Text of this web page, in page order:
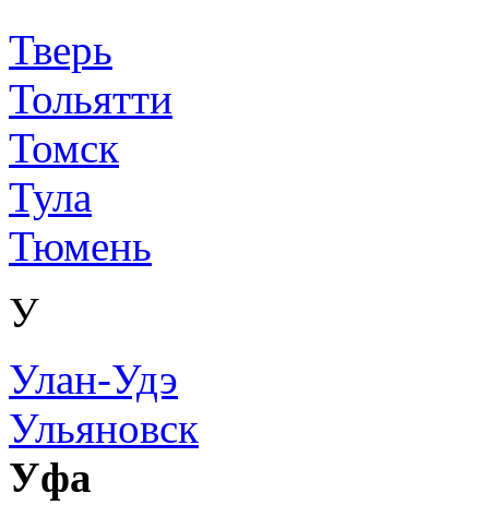
Тверь
Тольятти
Томск
Тула
Тюмень
У
Улан-Удэ
Ульяновск
Уфа